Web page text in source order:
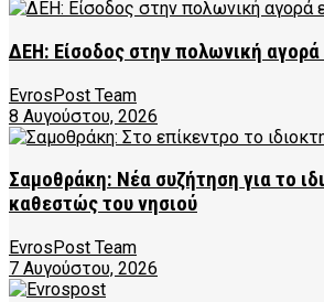
ΔΕΗ: Είσοδος στην πολωνική αγορά
EvrosPost Team
8 Αυγούστου, 2026
Σαμοθράκη: Νέα συζήτηση για το
καθεστώς του νησιού
EvrosPost Team
7 Αυγούστου, 2026